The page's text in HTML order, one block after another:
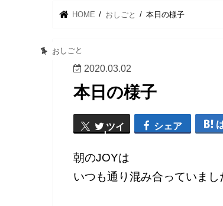
HOME おしごと 本日の様子
おしごと
2020.03.02
本日の様子
ツイ
ート
シェア
朝のJOYは
いつも通り混み合っていまし